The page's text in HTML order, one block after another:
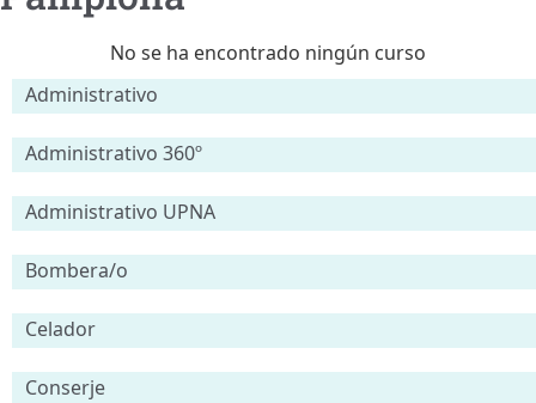
No se ha encontrado ningún curso
Administrativo
Administrativo 360º
Administrativo UPNA
Bombera/o
Celador
Conserje